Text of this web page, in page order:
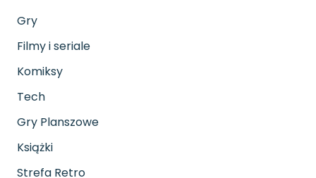
Gry
Filmy i seriale
Komiksy
Tech
Gry Planszowe
Książki
Strefa Retro